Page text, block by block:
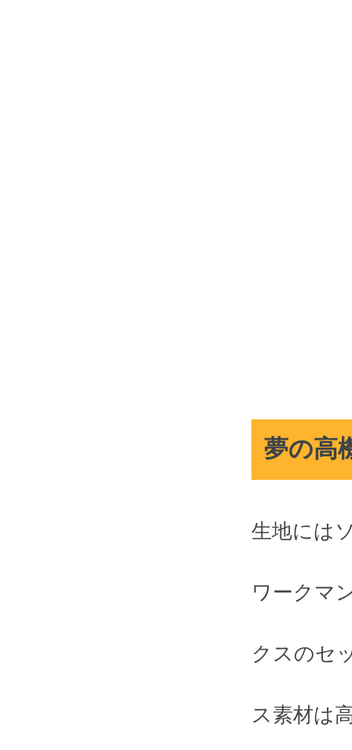
夢の高
生地には
ワークマ
クスのセ
ス素材は